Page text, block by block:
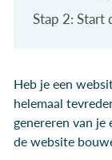
Stap 2: Start
Heb je een
helemaal
genereren van je
de website